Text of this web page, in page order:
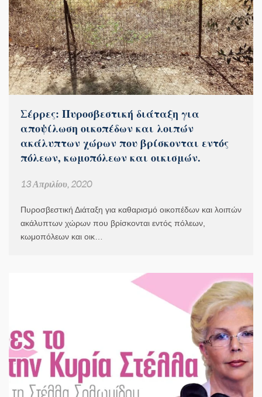
Σέρρες: Πυροσβεστική διάταξη για
αποψίλωση οικοπέδων και λοιπών
ακάλυπτων χώρων που βρίσκονται εντός
πόλεων, κωμοπόλεων και οικισμών.
13 Απριλίου, 2020
Πυροσβεστική Διάταξη για καθαρισμό οικοπέδων και λοιπών
ακάλυπτων χώρων που βρίσκονται εντός πόλεων,
κωμοπόλεων και οικ…